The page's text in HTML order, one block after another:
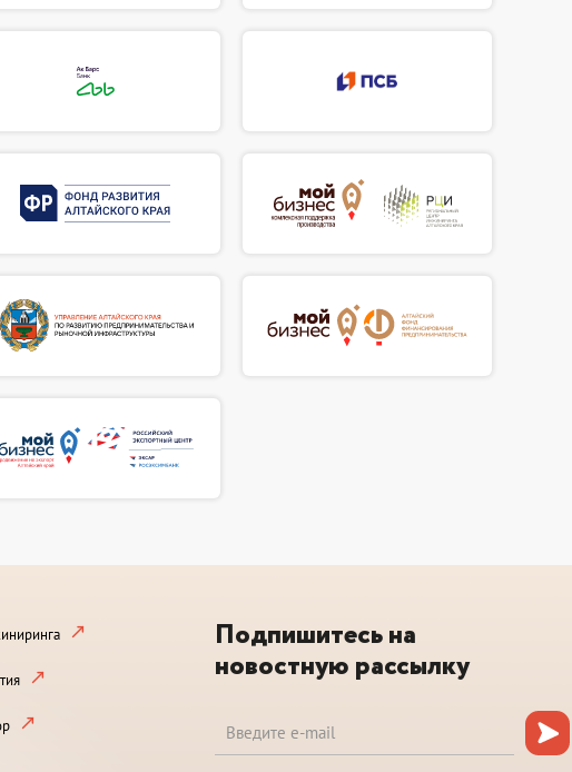
Подпишитесь на
новостную рассылку